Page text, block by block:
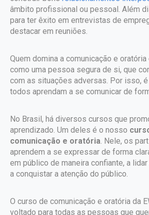
âmbito profissional ou pessoal. Além
para ter êxito em entrevistas de
destacar em reuniões.
Quem domina a comunicação e
como uma pessoa segura de si, que
com as situações adversas. Por isso,
todos aprendam a se comunicar de
No Brasil, há diversos cursos que
aprendizado. Um deles é o nosso
comunicação e oratória. Nele, os
aprendem a se expressar de forma
em público de maneira confiante, a
a conquistar a atenção do público.
O curso de comunicação e oratória da
voltado para todas as pessoas que